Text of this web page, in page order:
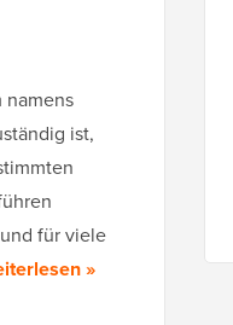
namens
ist,
für viele
»